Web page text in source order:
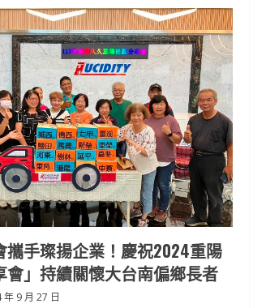
攜手璨揚企業！慶祝2024重陽
會」持續關懷大台南偏鄉長者
年 9 月 27 日